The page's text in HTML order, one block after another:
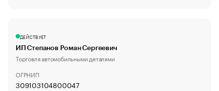
ДЕЙСТВУЕТ
ИП Степанов Роман Сергеевич
Торговля автомобильными деталями
ОГРНИП
309103104800047